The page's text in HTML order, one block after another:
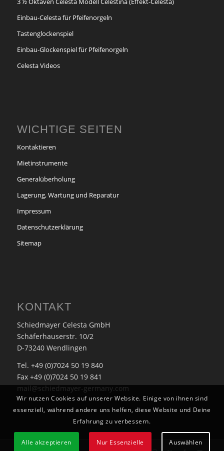
Einbau-Celesta für Pfeifenorgeln
Tastenglockenspiel
Einbau-Glockenspiel für Pfeifenorgeln
Celesta Videos
WICHTIGE SEITEN
Kontaktieren
Mietinstrumente
Generalüberholung
Lagerung, Wartung und Reparatur
Impressum
Datenschutzerklärung
Sitemap
KONTAKT
Schiedmayer Celesta GmbH
Schäferhauserstr. 10/2
D-73240 Wendlingen
Tel. +49 (0)7024 50 19 840
Fax +49 (0)7024 50 19 841
mail@schiedmayer-germany.com
Wir nutzen Cookies auf unserer Website. Einige von ihnen sind
essenziell, während andere uns helfen, diese Website und Deine
Erfahrung zu verbessern.
Alle akzeptieren Nur Essenzielle Auswählen